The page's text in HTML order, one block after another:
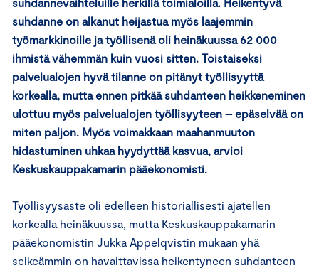
suhdanne on alkanut heijastua myös laajemmin
työmarkkinoille ja työllisenä oli heinäkuussa 62 000
ihmistä vähemmän kuin vuosi sitten. Toistaiseksi
palvelualojen hyvä tilanne on pitänyt työllisyyttä
korkealla, mutta ennen pitkää suhdanteen heikkeneminen
ulottuu myös palvelualojen työllisyyteen – epäselvää on
miten paljon. Myös voimakkaan maahanmuuton
hidastuminen uhkaa hyydyttää kasvua, arvioi
Keskuskauppakamarin pääekonomisti.
Työllisyysaste oli edelleen historiallisesti ajatellen
korkealla heinäkuussa, mutta Keskuskauppakamarin
pääekonomistin Jukka Appelqvistin mukaan yhä
selkeämmin on havaittavissa heikentyneen suhdanteen